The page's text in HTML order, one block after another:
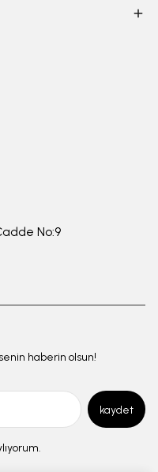
No:9
haberin olsun!
kaydet